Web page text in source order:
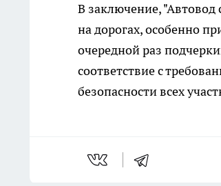
В заключение,
на дорогах, особенно
очередной раз
соответствие с
безопасности всех